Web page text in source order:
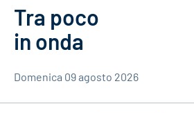
Tra poco
in onda
Domenica 09 agosto 2026